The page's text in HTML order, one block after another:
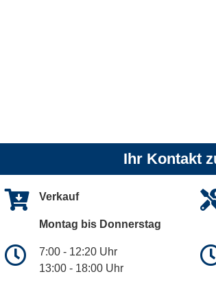
Ihr Kontakt
Verkauf
Montag bis Donnerstag
7:00 - 12:20 Uhr
13:00 - 18:00 Uhr